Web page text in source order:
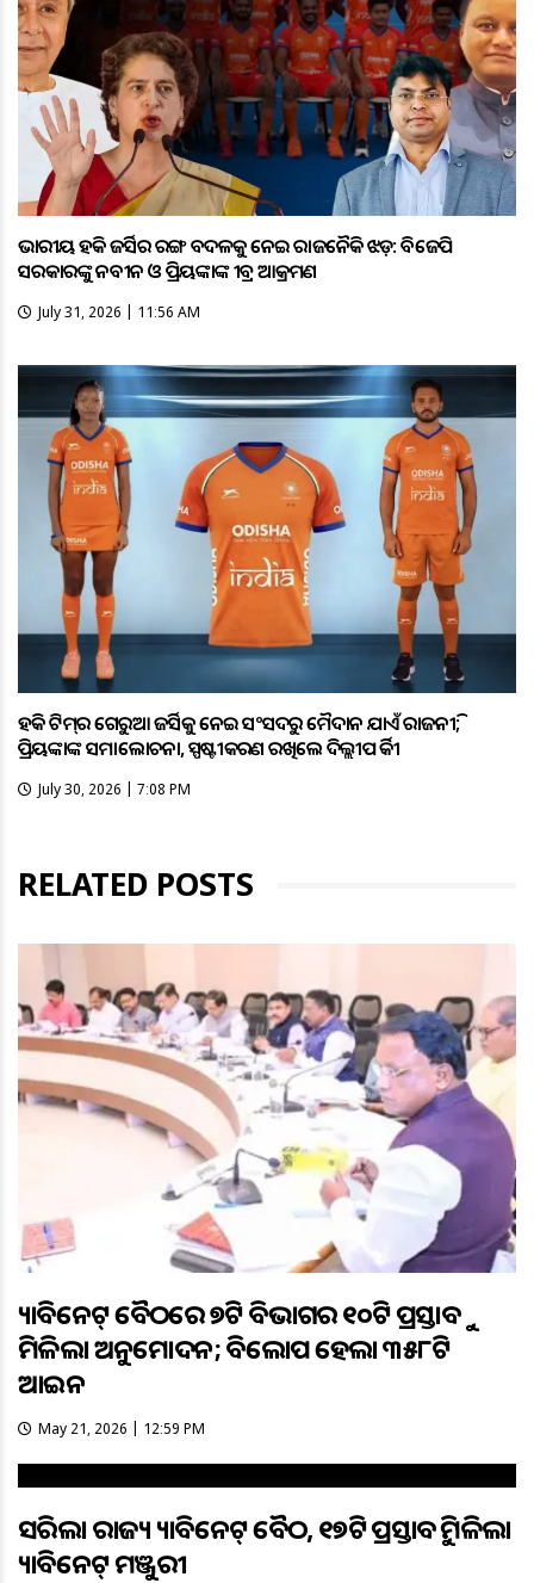
ଭାରତୀୟ ହକି ଜର୍ସିର ରଙ୍ଗ ବଦଳକୁ ନେଇ ରାଜନୈତିକ ଝଡ଼: ବିଜେପି
ସରକାରଙ୍କୁ ନବୀନ ଓ ପ୍ରିୟଙ୍କାଙ୍କ ତୀବ୍ର ଆକ୍ରମଣ
July 31, 2026 | 11:56 AM
ହକି ଟିମ୍‌ର ଗେରୁଆ ଜର୍ସିକୁ ନେଇ ସଂସଦରୁ ମୈଦାନ ଯାଏଁ ରାଜନୀତି;
ପ୍ରିୟଙ୍କାଙ୍କ ସମାଲୋଚନା, ସ୍ପଷ୍ଟୀକରଣ ରଖିଲେ ଦିଲ୍ଲୀପ ତିର୍କୀ
July 30, 2026 | 7:08 PM
RELATED POSTS
କ୍ୟାବିନେଟ୍ ବୈଠକରେ ୭ଟି ବିଭାଗର ୧୦ଟି ପ୍ରସ୍ତାବକୁ
ମିଳିଲା ଅନୁମୋଦନ; ବିଲୋପ ହେଲା ୩୫୮ଟି
ଆଇନ
May 21, 2026 | 12:59 PM
ସରିଲା ରାଜ୍ୟ କ୍ୟାବିନେଟ୍ ବୈଠକ, ୧୭ଟି ପ୍ରସ୍ତାବକୁ ମିଳିଲା
କ୍ୟାବିନେଟ୍ ମଞ୍ଜୁରୀ